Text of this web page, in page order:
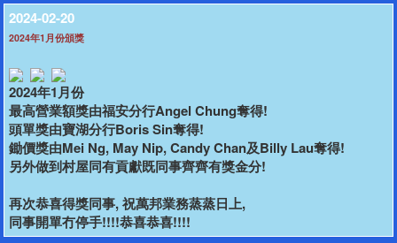
2024-02-20
2024年1月份頒獎
2024年1月份
最高營業額獎由福安分行Angel Chung奪得!
頭單獎由寶湖分行Boris Sin奪得!
鋤價獎由Mei Ng, May Nip, Candy Chan及Billy Lau奪得!
另外做到村屋同有貢獻既同事齊齊有獎金分!
再次恭喜得獎同事, 祝萬邦業務蒸蒸日上,
同事開單冇停手!!!!恭喜恭喜!!!!